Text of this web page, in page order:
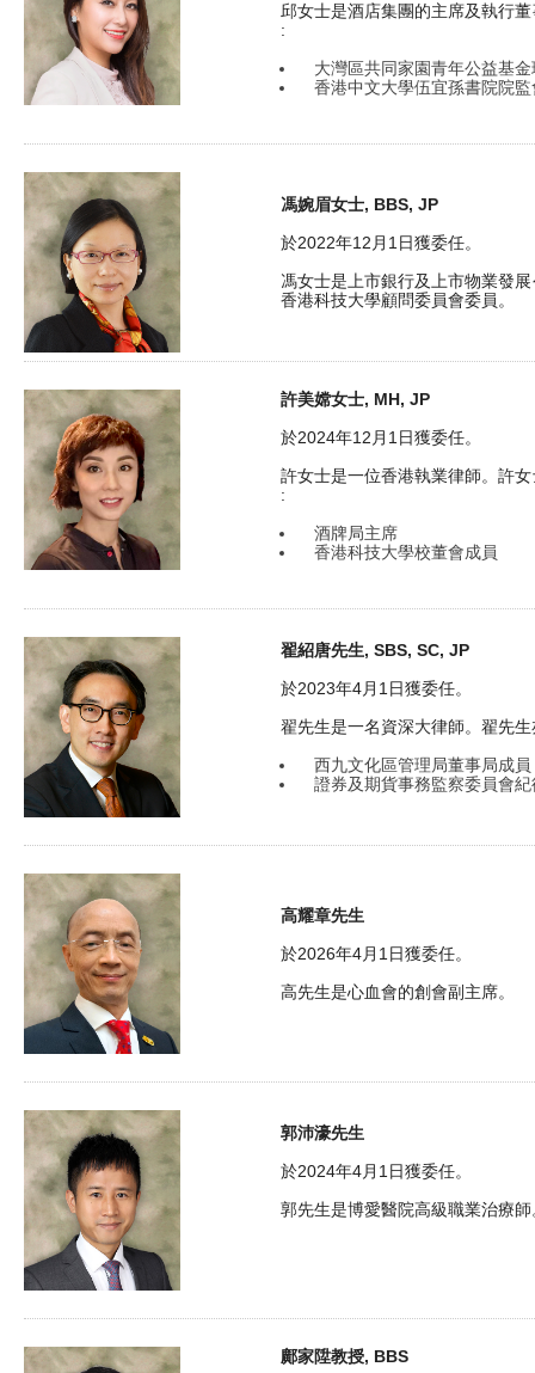
邱女士是酒店集團的主席及執行
:
大灣區共同家園青年公益基
香港中文大學伍宜孫書院院
馮婉眉女士, BBS, JP
於2022年12月1日獲委任。
馮女士是上市銀行及上市物業發
香港科技大學顧問委員會委員。
許美嫦女士, MH, JP
於2024年12月1日獲委任。
許女士是一位香港執業律師。許
:
酒牌局主席
香港科技大學校董會成員
翟紹唐先生, SBS, SC, JP
於2023年4月1日獲委任。
翟先生是一名資深大律師。翟先
西九文化區管理局董事局成員
證券及期貨事務監察委員會
高耀章先生
於2026年4月1日獲委任。
高先生是心血會的創會副主席。
郭沛濠先生
於2024年4月1日獲委任。
郭先生是博愛醫院高級職業治療師
鄺家陞教授, BBS